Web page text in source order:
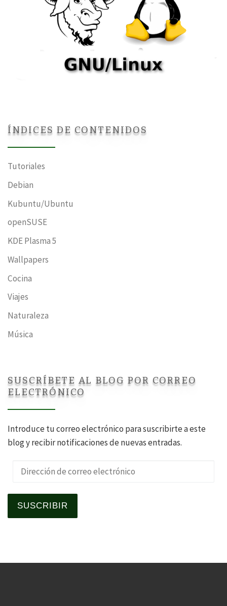
ÍNDICES DE CONTENIDOS
Tutoriales
Debian
Kubuntu/Ubuntu
openSUSE
KDE Plasma 5
Wallpapers
Cocina
Viajes
Naturaleza
Música
SUSCRÍBETE AL BLOG POR CORREO
ELECTRÓNICO
Introduce tu correo electrónico para suscribirte a este
blog y recibir notificaciones de nuevas entradas.
Dirección de correo electrónico
SUSCRIBIR